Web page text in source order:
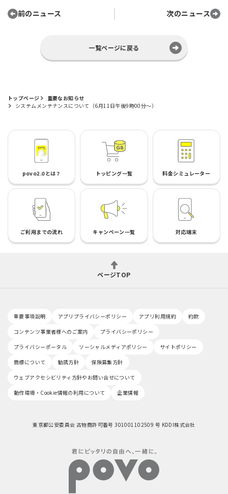
前のニュース 次のニュース
一覧ページに戻る
トップページ
重要なお知らせ
システムメンテナンスについて（6月11日午後9時00分～）
povo2.0とは？ トッピング一覧 料金シミュレーター
ご利用までの流れ キャンペーン一覧 対応端末
ページTOP
重要事項説明 アプリプライバシーポリシー アプリ利用規約
約款
コンテンツ事業者様へのご案内
プライバシーポリシー
プライバシーポータル
ソーシャルメディアポリシー
サイトポリシー
商標について
勧誘方針
保険募集方針
ウェブアクセシビリティ方針やお問い合せについて
動作環境・Cookie情報の利用について
企業情報
東京都公安委員会 古物商許可番号 301001102509 号 KDDI株式会社